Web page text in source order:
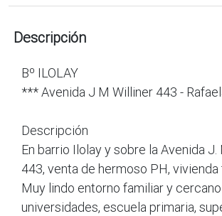
Descripción
Bº ILOLAY
*** Avenida J M Williner 443 -
Descripción
En barrio Ilolay y sobre la Avenida J.
443, venta de hermoso PH,
Muy lindo entorno familiar y
universidades, escuela primaria,